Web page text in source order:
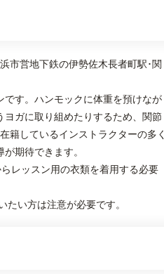
市営地下鉄の伊勢佐木長者町駅･関
す。ハンモックに体重を預けなが
ガに取り組めたりするため、関節
籍しているインストラクターの多く
期待できます。
レッスン用の衣類を着用する必要
い方は注意が必要です。